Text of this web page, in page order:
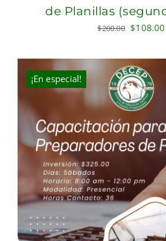
de Planillas
$200.00 Original
was:
$200.00.
$108.00
¡En especial!